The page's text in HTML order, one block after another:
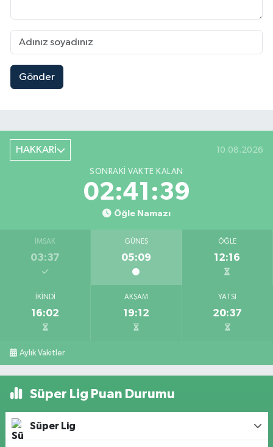
Gönder
HAKKARİ 10.08.2026
SONRAKI VAKTE KALAN
02:41:38
Öğle Namazı
İMSAK
03:37
GÜNEŞ
05:09
ÖĞLE
12:16
İKINDI
16:02
AKŞAM
19:12
YATSI
20:37
Aylık Vakitler
Süper Lig Puan Durumu
Süper Lig